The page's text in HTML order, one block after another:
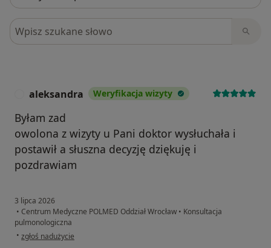
Szukaj w opiniach
aleksandra Weryfikacja wizyty
Byłam zad
owolona z wizyty u Pani doktor wysłuchała i
postawił a słuszna decyzję dziękuję i
pozdrawiam
3 lipca 2026
• Centrum Medyczne POLMED Oddział Wrocław • Konsultacja
pulmonologiczna
• w opinii użytkownika aleksandra
zgłoś nadużycie